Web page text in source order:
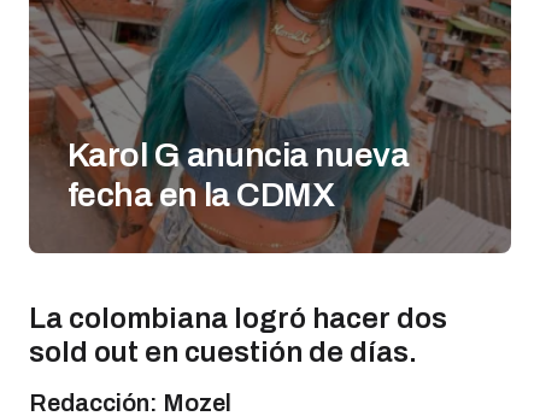
Karol G anuncia nueva
fecha en la CDMX
La colombiana logró hacer dos
sold out en cuestión de días.
Redacción: Mozel